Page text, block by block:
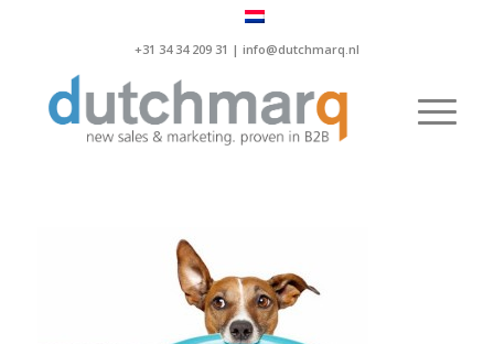
+31 34 34 209 31 | info@dutchmarq.nl